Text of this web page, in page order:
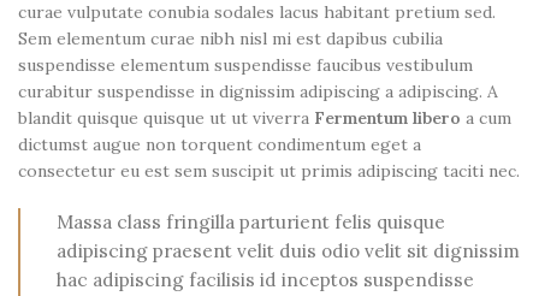
curae vulputate conubia sodales lacus habitant pretium sed.
Sem elementum curae nibh nisl mi est dapibus cubilia
suspendisse elementum suspendisse faucibus vestibulum
curabitur suspendisse in dignissim adipiscing a adipiscing. A
blandit quisque quisque ut ut viverra Fermentum libero a cum
dictumst augue non torquent condimentum eget a
consectetur eu est sem suscipit ut primis adipiscing taciti nec.
Massa class fringilla parturient felis quisque
adipiscing praesent velit duis odio velit sit dignissim
hac adipiscing facilisis id inceptos suspendisse